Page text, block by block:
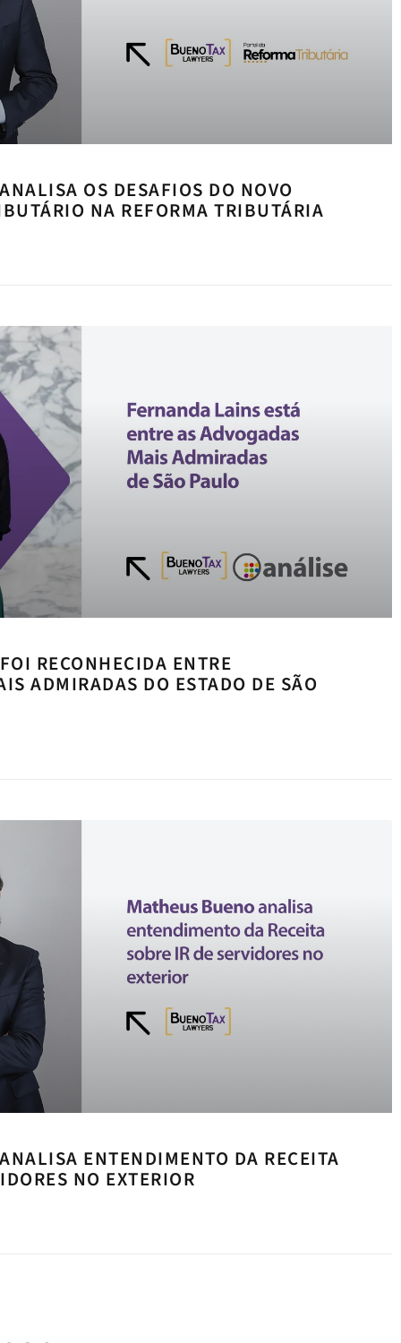
OS DESAFIOS DO NOVO
NA REFORMA TRIBUTÁRIA
RECONHECIDA ENTRE
ADMIRADAS DO ESTADO DE SÃO
ENTENDIMENTO DA RECEITA
NO EXTERIOR